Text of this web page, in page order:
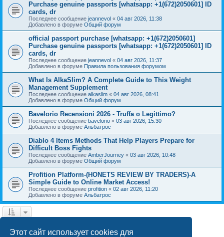
Этот сайт использует cookies для
Purchase genuine passports [whatsapp: +1(672)2050601] ID
cards, dr
Последнее сообщение jeannevol « 04 авг 2026, 11:38
Добавлено в форуме Общий форум
official passport purchase [whatsapp: +1(672)2050601]
Purchase genuine passports [whatsapp: +1(672)2050601] ID
cards, dr
Последнее сообщение jeannevol « 04 авг 2026, 11:37
Добавлено в форуме Правила пользования форумом
What Is AlkaSlim? A Complete Guide to This Weight
Management Supplement
Последнее сообщение alkaslim « 04 авг 2026, 08:41
Добавлено в форуме Общий форум
Bavelorio Recensioni 2026 - Truffa o Legittimo?
Последнее сообщение bavelorio « 03 авг 2026, 15:30
Добавлено в форуме Альбатрос
Diablo 4 Items Methods That Help Players Prepare for
Difficult Boss Fights
Последнее сообщение AmberJourney « 03 авг 2026, 10:48
Добавлено в форуме Общий форум
Profition Platform-(HONETS REVIEW BY TRADERS)-A
Simple Guide to Online Market Access!
Последнее сообщение profition « 02 авг 2026, 11:20
Добавлено в форуме Альбатрос